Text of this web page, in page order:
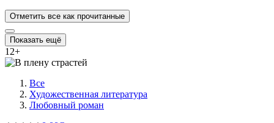
Отметить все как прочитанные
Показать ещё
12+
Все
Художественная литература
Любовный роман